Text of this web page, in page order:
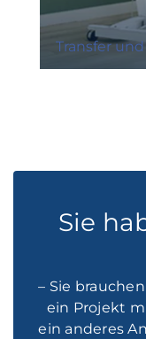
Transfer
Sie
– Sie
ein Projekt
ein anderes